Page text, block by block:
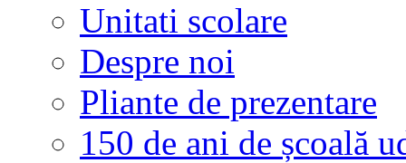
Unitati scolare
Despre noi
Pliante de prezentare
150 de ani de școală